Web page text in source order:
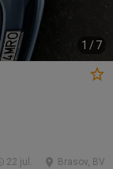
1 / 7
Brasov, BV
22 jul.